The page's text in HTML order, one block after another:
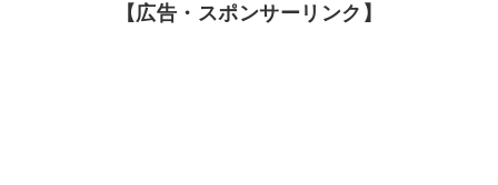
【広告・スポンサーリンク】